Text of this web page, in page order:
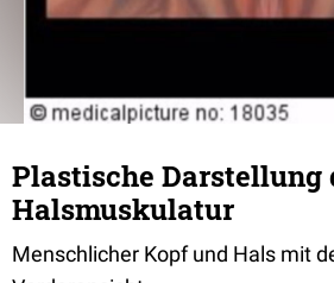
Plastische Darstellung
Halsmuskulatur
Menschlicher Kopf und Hals mit